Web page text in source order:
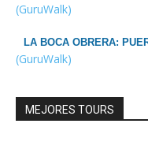
(GuruWalk)
LA BOCA OBRERA:
(GuruWalk)
MEJORES TOURS